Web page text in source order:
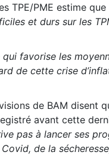
TPE/PME estime
et durs sur les
favorise les
de cette crise
de BAM disent
avant cette
pas à lancer ses
de la